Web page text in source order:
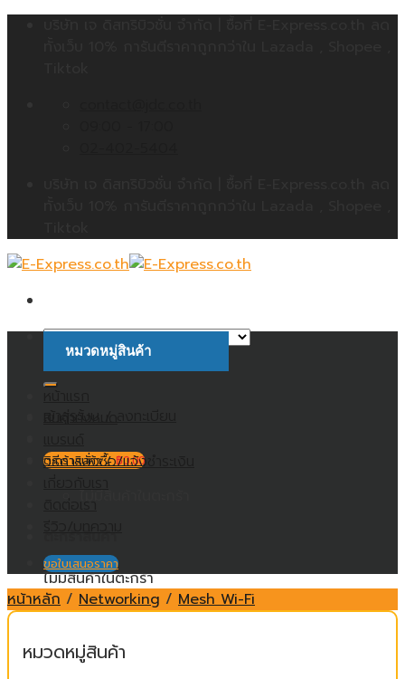
ค้นหา:
ตะกร้าสินค้า /฿0.00
ไม่มีสินค้าในตะกร้า
หมวดหมู่สินค้า
วิธีการสั่งซื้อ/แจ้งชำระเงิน
ติดต่อเรา
ขอใบเสนอราคา
หน้าหลัก / Networking / Mesh Wi-Fi
หมวดหมู่สินค้า